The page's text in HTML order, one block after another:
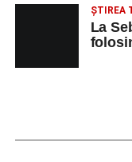
Robert
Milena
Emanuel
Adrian Lup –
Vlad Dordea.
ŞTIREA
La